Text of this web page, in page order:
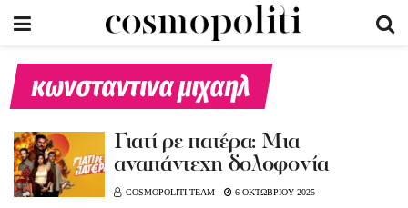
κωνσταντινα μιχαηλ
Γιατί ρε πατέρα: Μια
αναπάντεχη δολοφονία
COSMOPOLITI TEAM 6 ΟΚΤΩΒΡΙΟΥ 2025